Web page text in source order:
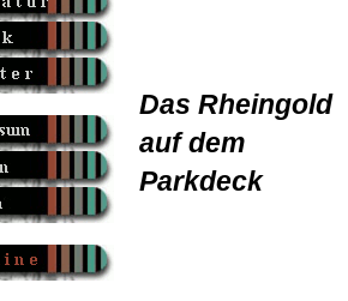
Das Rheingold
auf dem
Parkdeck